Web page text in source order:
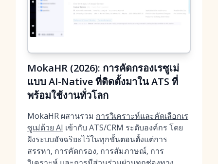
MokaHR (2026): การคัดกรองเรซูเม่
แบบ AI-Native ที่ติดตั้งมาใน ATS ที่
พร้อมใช้งานทั่วโลก
MokaHR ผสานรวม การวิเคราะห์และคัดเลือกเร
ซูเม่ด้วย AI เข้ากับ ATS/CRM ระดับองค์กร โดย
ฝังระบบอัจฉริยะไว้ในทุกขั้นตอนตั้งแต่การ
สรรหา, การคัดกรอง, การสัมภาษณ์, การ